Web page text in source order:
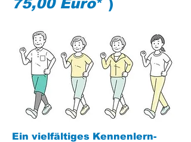
75,00 Euro* )
Ein vielfältiges Kennenlern-